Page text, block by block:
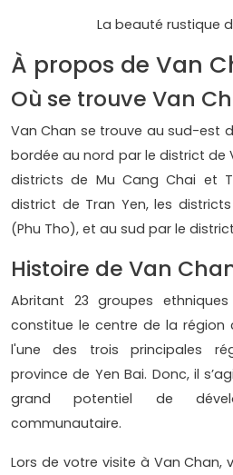
La beauté rustique
À propos de Van
Où se trouve Van
Van Chan se trouve au sud-est
bordée au nord par le district de
districts de Mu Cang Chai et
district de Tran Yen, les
(Phu Tho), et au sud par le
Histoire de Van
Abritant 23 groupes
constitue le centre de la région
l'une des trois principales
province de Yen Bai. Donc, il
grand potentiel de
communautaire.
Lors de votre visite à Van Chan,